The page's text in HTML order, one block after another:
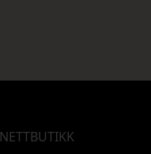
NETTBUTIKK